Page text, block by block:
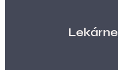
Lekárne